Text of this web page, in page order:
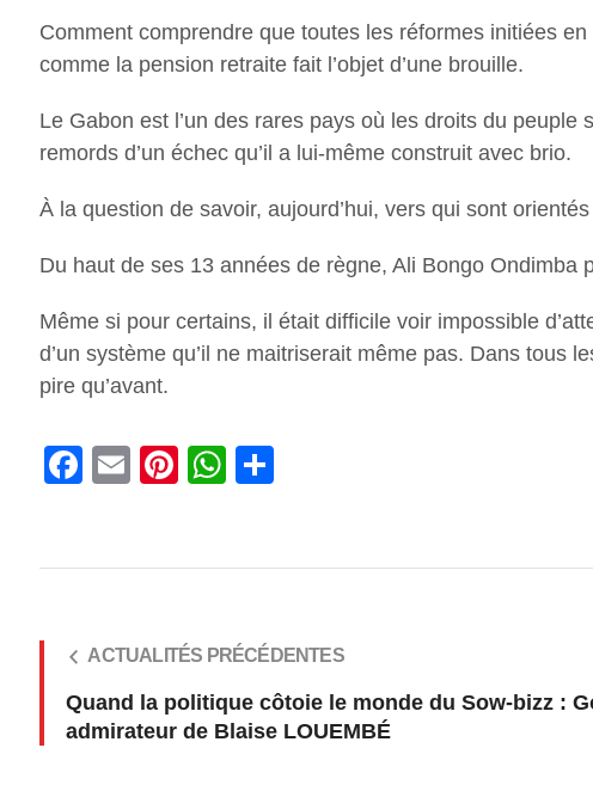
Comment comprendre que toutes les réformes initiées
comme la pension retraite fait l’objet d’une brouille.
Le Gabon est l’un des rares pays où les droits du
remords d’un échec qu’il a lui-même construit avec brio.
À la question de savoir, aujourd’hui, vers qui sont
Du haut de ses 13 années de règne, Ali Bongo
Même si pour certains, il était difficile voir impossible
d’un système qu’il ne maitriserait même pas. Dans
pire qu’avant.
Facebook
Email PinterestWhatsApp
ACTUALITÉS PRÉCÉDENTES
Quand la politique côtoie le monde du Sow-bizz :
admirateur de Blaise LOUEMBÉ